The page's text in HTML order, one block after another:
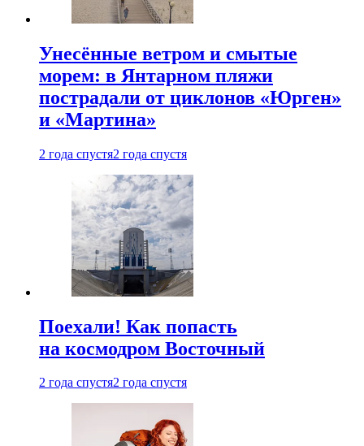
Унесённые ветром и смытые
морем: в Янтарном пляжи
пострадали от циклонов «Юрген»
и «Мартина»
2 года спустя2 года спустя
Поехали! Как попасть
на космодром Восточный
2 года спустя2 года спустя